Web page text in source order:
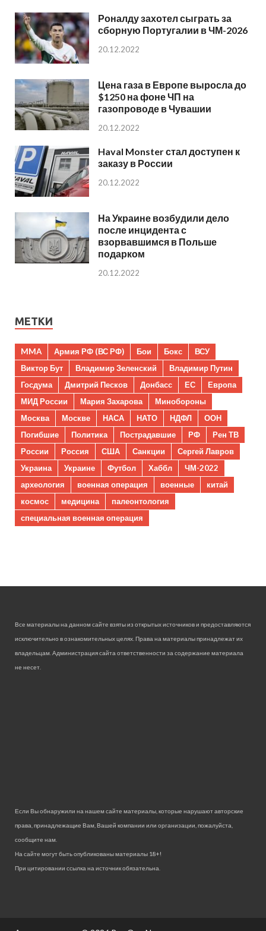
Роналду захотел сыграть за
сборную Португалии в ЧМ-2026
20.12.2022
Цена газа в Европе выросла до
$1250 на фоне ЧП на
газопроводе в Чувашии
20.12.2022
Haval Monster стал доступен к
заказу в России
20.12.2022
На Украине возбудили дело
после инцидента с
взорвавшимся в Польше
подарком
20.12.2022
МЕТКИ
MMA Армия РФ (ВС РФ) Бои Бокс
ВСУ
Виктор Бут
Владимир Зеленский
Владимир Путин
Госдума
Дмитрий Песков Донбасс ЕС
Европа
МИД России
Мария Захарова
Минобороны
Москва
Москве НАСА НАТО НДФЛ
ООН
Погибшие
Политика Пострадавшие РФ
Рен ТВ
России
Россия США Санкции
Сергей Лавров
Украина
Украине Футбол Хаббл
ЧМ-2022
археология
военная операция военные
китай
космос
медицина
палеонтология
специальная военная операция
Все материалы на данном сайте взяты из открытых источников и предоставляются
исключительно в ознакомительных целях. Права на материалы принадлежат их
владельцам. Администрация сайта ответственности за содержание материала
не несет.
Если Вы обнаружили на нашем сайте материалы, которые нарушают авторские
права, принадлежащие Вам, Вашей компании или организации, пожалуйста,
сообщите нам.
На сайте могут быть опубликованы материалы 18+!
При цитировании ссылка на источник обязательна.